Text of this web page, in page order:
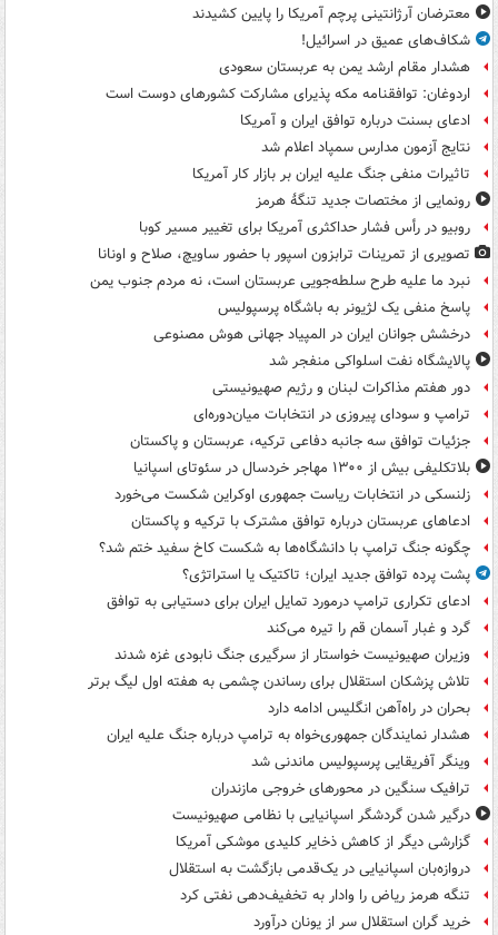
معترضان آرژانتینی پرچم آمریکا را پایین کشیدند
شکاف‌های عمیق در اسرائیل!
هشدار مقام ارشد یمن به عربستان سعودی
اردوغان: توافقنامه مکه پذیرای مشارکت کشورهای دوست است
ادعای بسنت درباره توافق ایران و آمریکا
نتایج آزمون مدارس سمپاد اعلام شد
تاثیرات منفی جنگ علیه ایران بر بازار کار آمریکا
رونمایی از مختصات جدید تنگۀ هرمز
روبیو در رأس فشار حداکثری آمریکا برای تغییر مسیر کوبا
تصویری از تمرینات ترابزون اسپور با حضور ساویچ، صلاح و اونانا
نبرد ما علیه طرح سلطه‌جویی عربستان است، نه مردم جنوب یمن
پاسخ منفی یک لژیونر به باشگاه پرسپولیس
درخشش جوانان ایران در المپیاد جهانی هوش مصنوعی
پالایشگاه نفت اسلواکی منفجر شد
دور هفتم مذاکرات لبنان و رژیم صهیونیستی
ترامپ و سودای پیروزی در انتخابات میان‌دوره‌ای
جزئیات توافق سه جانبه دفاعی ترکیه، عربستان و پاکستان
بلاتکلیفی بیش از ۱۳۰۰ مهاجر خردسال در سئوتای اسپانیا
زلنسکی در انتخابات ریاست جمهوری اوکراین شکست می‌خورد
ادعاهای عربستان درباره توافق مشترک با ترکیه و پاکستان
چگونه جنگ ترامپ با دانشگاه‌ها به شکست کاخ سفید ختم شد؟
پشت پرده توافق جدید ایران؛ تاکتیک یا استراتژی؟
ادعای تکراری ترامپ درمورد تمایل ایران برای دستیابی به توافق
گرد و غبار آسمان قم را تیره می‌کند
وزیران صهیونیست خواستار از سرگیری جنگ نابودی غزه شدند
تلاش پزشکان استقلال برای رساندن چشمی به هفته اول لیگ برتر
بحران در راه‌آهن انگلیس ادامه دارد
هشدار نمایندگان جمهوری‌خواه به ترامپ درباره جنگ علیه ایران
وینگر آفریقایی پرسپولیس ماندنی شد
ترافیک سنگین در محورهای خروجی مازندران
درگیر شدن گردشگر اسپانیایی با نظامی صهیونیست
گزارشی دیگر از کاهش ذخایر کلیدی موشکی آمریکا
دروازه‌بان اسپانیایی در یک‌قدمی بازگشت به استقلال
تنگه هرمز ریاض را وادار به تخفیف‌دهی نفتی کرد
خرید گران استقلال سر از یونان درآورد